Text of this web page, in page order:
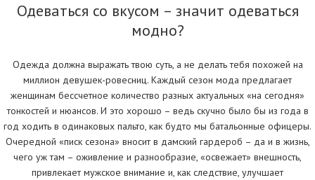
Одеваться со вкусом – значит одеваться
модно?
Одежда должна выражать твою суть, а не делать тебя похожей на
миллион девушек-ровесниц. Каждый сезон мода предлагает
женщинам бессчетное количество разных актуальных «на сегодня»
тонкостей и нюансов. И это хорошо – ведь скучно было бы из года в
год ходить в одинаковых пальто, как будто мы батальонные офицеры.
Очередной «писк сезона» вносит в дамский гардероб – да и в жизнь,
чего уж там – оживление и разнообразие, «освежает» внешность,
привлекает мужское внимание и, как следствие, улучшает